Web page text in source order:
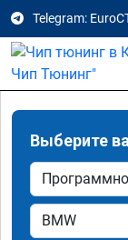
Telegram:
Выберите